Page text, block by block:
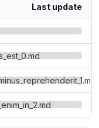
Last update